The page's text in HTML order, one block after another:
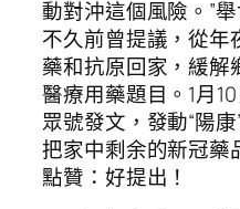
動對沖這個風險。”
不久前曾提議，從年
藥和抗原回家，緩解
醫療用藥題目。1月
眾號發文，發動“陽
把家中剩余的新冠藥
點贊：好提出！